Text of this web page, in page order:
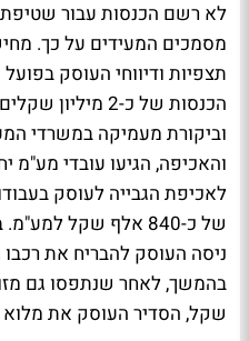
מסמכים המעידים על כך.
תצפיות ודיווחי העוסק
הכנסות של כ-2
וביקורת מעמיקה במשרדי
והאכיפה, הגיעו עובדי מע"מ
לאכיפת הגבייה לעוסק
של כ-840 אלף שקל
ניסה העוסק להבריח את
שקל, הסדיר העוסק את מלוא